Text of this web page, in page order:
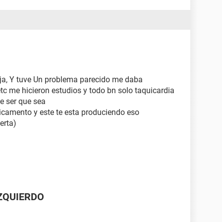
Y tuve Un problema parecido me daba
me hicieron estudios y todo bn solo taquicardia
ser que sea
y este te esta produciendo eso